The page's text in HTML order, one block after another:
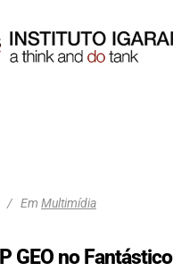
Em Multimídia
GEO no Fantástico